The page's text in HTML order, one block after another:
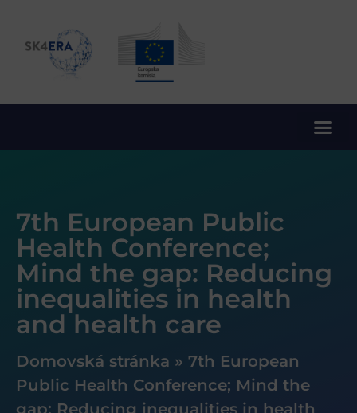
7th European Public
Health Conference;
Mind the gap: Reducing
inequalities in health
and health care
Domovská stránka » 7th European
Public Health Conference; Mind the
gap: Reducing inequalities in health